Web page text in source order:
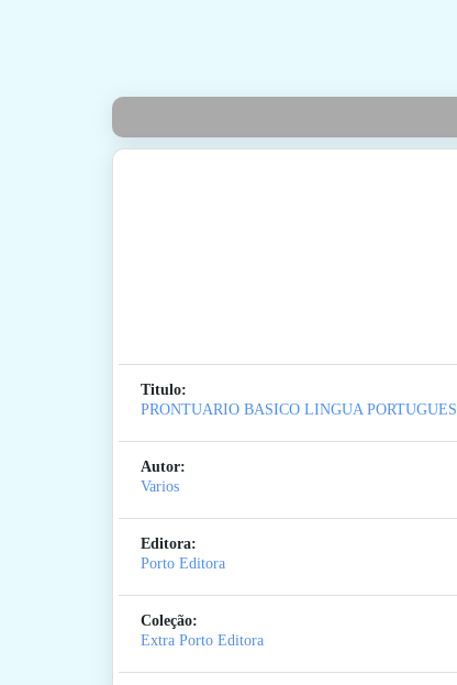
Titulo:
PRONTUARIO BASICO LINGUA
Autor:
Varios
Editora:
Porto Editora
Coleção:
Extra Porto Editora